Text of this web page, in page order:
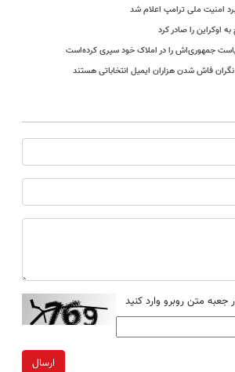
امنیت ملی‌ ترامپ اعلام شد
اوکراین را صادر کرد
جمهوری‌اش را در املاک خود سپری کرده‌است
فاش شدن هزاران ایمیل انتخاباتی هستند
جعبه متن روبرو وارد کنید
ارسال